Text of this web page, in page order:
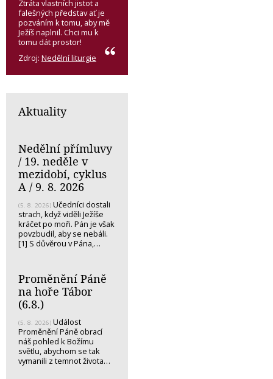
Ztráta vlastních jistot a
falešných představ ať je
pozváním k tomu, aby mě
Ježíš naplnil. Chci mu k
tomu dát prostor!
Zdroj: Nedělní liturgie
Aktuality
Nedělní přímluvy
/ 19. neděle v
mezidobí, cyklus
A / 9. 8. 2026
(5. 8. 2026) Učedníci dostali
strach, když viděli Ježíše
kráčet po moři. Pán je však
povzbudil, aby se nebáli.
[1] S důvěrou v Pána,…
Proměnění Páně
na hoře Tábor
(6.8.)
(5. 8. 2026) Událost
Proměnění Páně obrací
náš pohled k Božímu
světlu, abychom se tak
vymanili z temnot života…